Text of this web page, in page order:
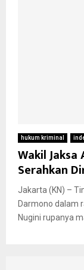
hukum kriminal
Wakil
Serahkan
Jakarta (KN) –
Darmono dalam
Nugini rupanya